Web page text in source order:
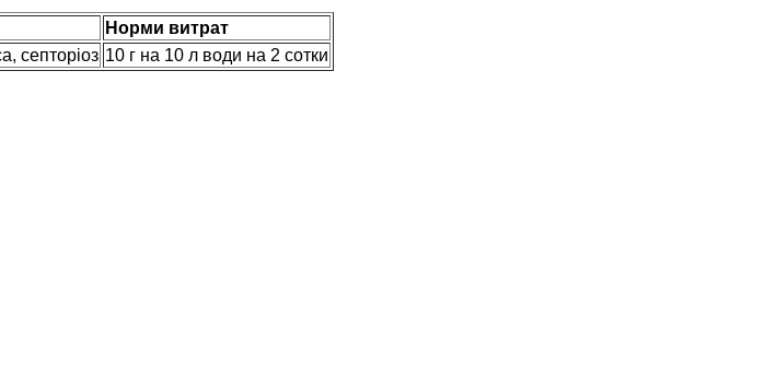
Норми витрат
септоріоз 10 г на 10 л води на 2 сотки